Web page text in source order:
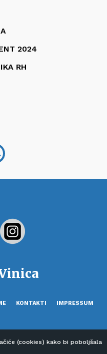
2024
RH
KONTAKTI IMPRESSUM
(cookies) kako bi poboljšala